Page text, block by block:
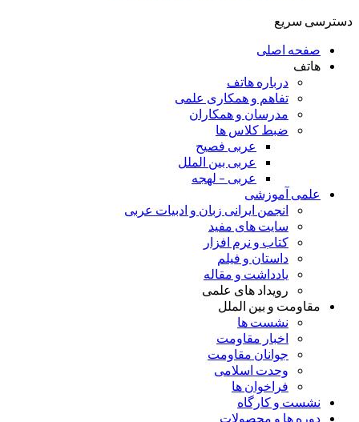
دسترسی سریع
صفحه اصلی
هاتف
درباره هاتف
تفاهم و همکاری علمی
مدرسان و همکاران
ضبط کلاس ها
عربی فصیح
عربی بین الملل
عربی – لهجه
علمی آموزشی
انجمن ایرانی زبان و ادبیات عربی
سایت های مفید
کتاب و نرم افزار
داستان و فیلم
یادداشت و مقاله
رویداد های علمی
مقاومت و بین الملل
نشست ها
اخبار مقاومت
جوانان مقاومت
وحدت اسلامی
فراخوان ها
نشست و کارگاه
دوره ها و محصولات